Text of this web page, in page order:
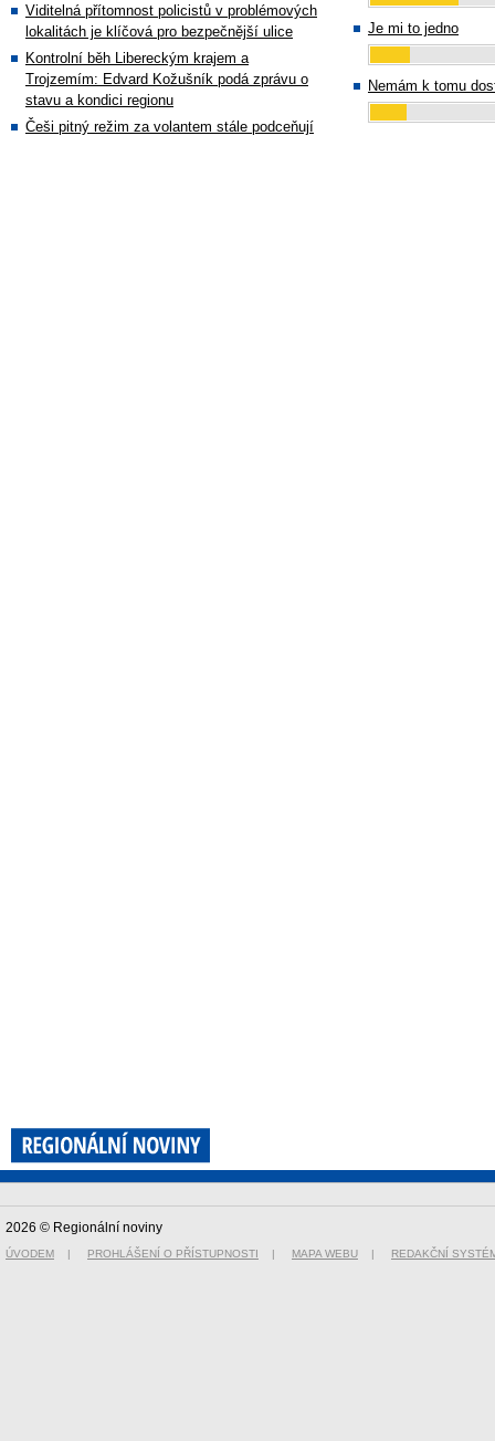
Viditelná přítomnost policistů v problémových
lokalitách je klíčová pro bezpečnější ulice
Kontrolní běh Libereckým krajem a
Trojzemím: Edvard Kožušník podá zprávu o
stavu a kondici regionu
Češi pitný režim za volantem stále podceňují
Je mi to jedno
Nemám k tomu
2026 © Regionální noviny
ÚVODEM | PROHLÁŠENÍ O PŘÍSTUPNOSTI | MAPA WEBU | REDAKČNÍ